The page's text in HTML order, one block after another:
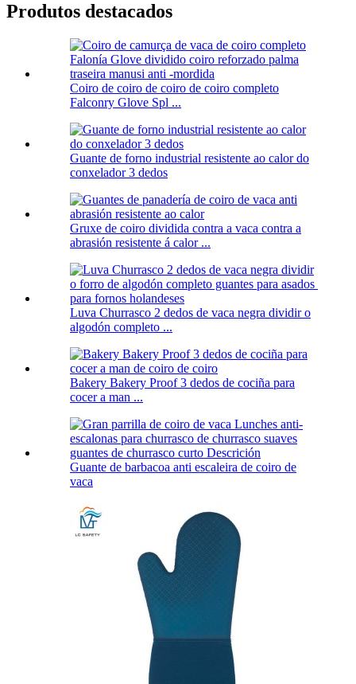
Produtos destacados
Coiro de coiro de coiro de coiro completo
Falconry Glove Spl ...
Guante de forno industrial resistente ao calor do
conxelador 3 dedos
Gruxe de coiro dividida contra a vaca contra a
abrasión resistente á calor ...
Luva Churrasco 2 dedos de vaca negra dividir o
algodón completo ...
Bakery Bakery Proof 3 dedos de cociña para
cocer a man ...
Guante de barbacoa anti escaleira de coiro de
vaca